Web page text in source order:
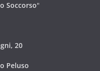
Soccorso"
20
Peluso